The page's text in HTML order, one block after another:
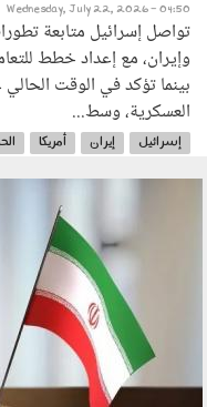
Wednesday, July 22, 2026 - 04:50
تواصل إسرائيل متابعة
وإيران، مع إعداد خطط
بينما تؤكد في الوقت
العسكرية، وسط...
إسرائيل إيران أمريكا